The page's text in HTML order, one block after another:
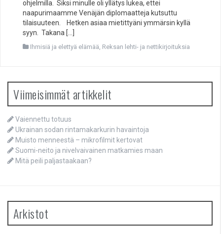
ohjelmilla. Siksi minulle oli yllätys lukea, ettei
naapurimaamme Venäjän diplomaatteja kutsuttu
tilaisuuteen. Hetken asiaa mietittyäni ymmärsin kyllä
syyn. Takana […]
Ihmisiä ja elettyä elämää, Reksan lehti- ja nettikirjoituksia
Viimeisimmät artikkelit
Vaiennettu totuus
Ukrainan sodan rintamakarkurin havaintoja
Muisto menneestä – mikrofilmit kertovat
Suomi-neito ja nivelvaivainen matkamies maan
Mitä peili paljastaakaan?
Arkistot